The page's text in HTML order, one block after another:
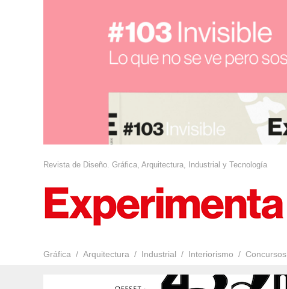
Revista de Diseño. Gráfica, Arquitectura, Industrial y Tecnología
Gráfica Arquitectura Industrial Interiorismo Concursos